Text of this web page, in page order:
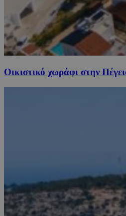
Οικιστικό χωράφι στην